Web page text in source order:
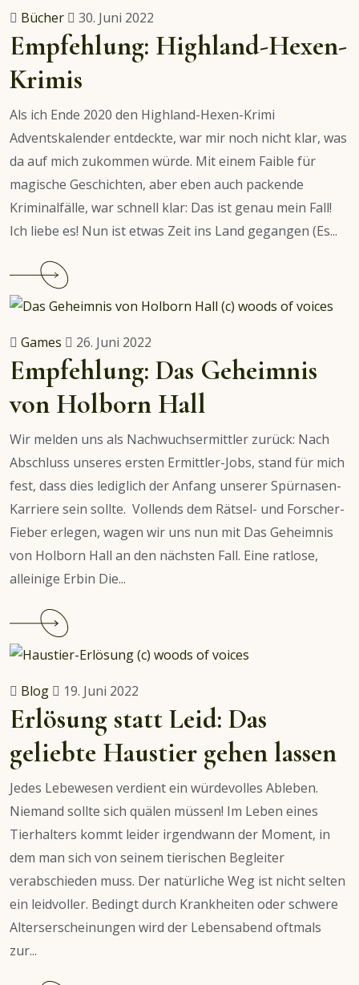
–
Metal:
Hellsinger
Bücher 30. Juni 2022
Empfehlung: Highland-Hexen-
Krimis
Als ich Ende 2020 den Highland-Hexen-Krimi
Adventskalender entdeckte, war mir noch nicht klar, was
da auf mich zukommen würde. Mit einem Faible für
magische Geschichten, aber eben auch packende
Kriminalfälle, war schnell klar: Das ist genau mein Fall!
Ich liebe es! Nun ist etwas Zeit ins Land gegangen (Es...
Empfehlung:
Highland-
Hexen-
Krimis
Games 26. Juni 2022
Empfehlung: Das Geheimnis
von Holborn Hall
Wir melden uns als Nachwuchsermittler zurück: Nach
Abschluss unseres ersten Ermittler-Jobs, stand für mich
fest, dass dies lediglich der Anfang unserer Spürnasen-
Karriere sein sollte. Vollends dem Rätsel- und Forscher-
Fieber erlegen, wagen wir uns nun mit Das Geheimnis
von Holborn Hall an den nächsten Fall. Eine ratlose,
alleinige Erbin Die...
Empfehlung:
Das
von
Holborn
Blog 19. Juni 2022
Erlösung statt Leid: Das
geliebte Haustier gehen lassen
Jedes Lebewesen verdient ein würdevolles Ableben.
Niemand sollte sich quälen müssen! Im Leben eines
Tierhalters kommt leider irgendwann der Moment, in
dem man sich von seinem tierischen Begleiter
verabschieden muss. Der natürliche Weg ist nicht selten
ein leidvoller. Bedingt durch Krankheiten oder schwere
Alterserscheinungen wird der Lebensabend oftmals
zur...